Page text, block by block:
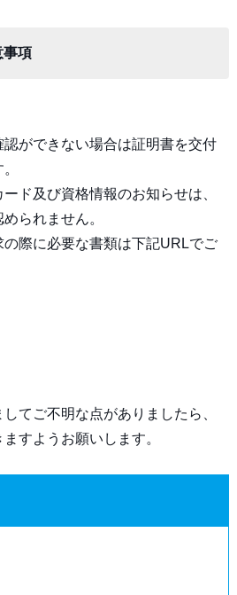
事項
ができない場合は証明書を交付
ド及び資格情報のお知らせは、
られません。
際に必要な書類は下記URLでご
てご不明な点がありましたら、
すようお願いします。